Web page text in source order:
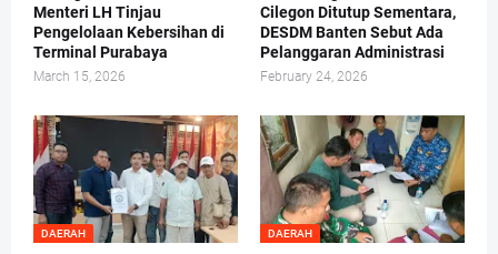
Menteri LH Tinjau
Pengelolaan Kebersihan di
Terminal Purabaya
March 15, 2026
Cilegon Ditutup Sementara,
DESDM Banten Sebut Ada
Pelanggaran Administrasi
February 24, 2026
DAERAH DAERAH